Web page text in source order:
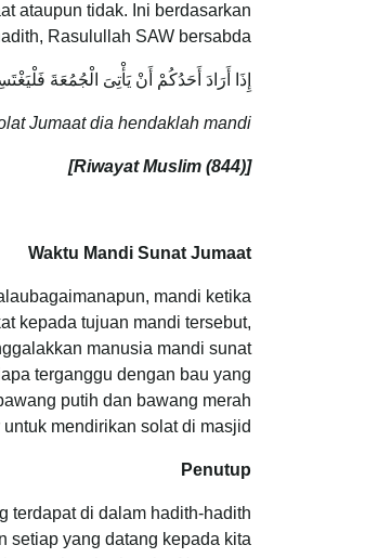
ataupun tidak. Ini berdasarkan
Rasulullah SAW bersabda:
إِذَا أَرَادَ أَحَدُكُمْ أَنْ يَأْتِىَ الْجُمُعَةَ
Jumaat dia hendaklah mandi”.
[Riwayat Muslim (844)]
Waktu Mandi Sunat Jumaat
mandi ketika
kepada tujuan mandi tersebut,
manusia mandi sunat
terganggu dengan bau yang
putih dan bawang merah
mendirikan solat di masjid.
Penutup
terdapat di dalam hadith-hadith
setiap yang datang kepada kita